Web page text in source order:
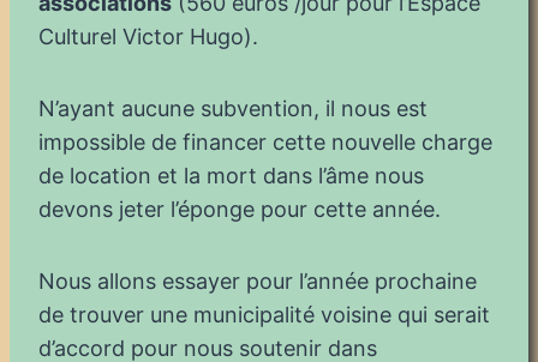
Culturel Victor Hugo).
N’ayant aucune subvention, il nous est
impossible de financer cette nouvelle charge
de location et la mort dans l’âme nous
devons jeter l’éponge pour cette année.
Nous allons essayer pour l’année prochaine
de trouver une municipalité voisine qui serait
d’accord pour nous soutenir dans